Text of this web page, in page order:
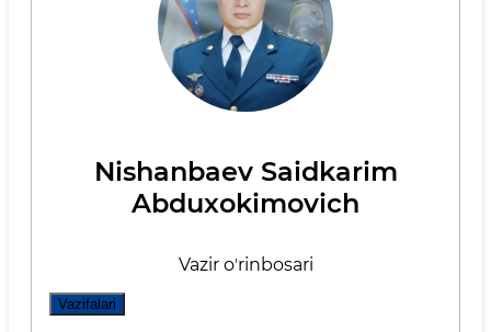
Nishanbaev Saidkarim
Abduxokimovich
Vazir oʼrinbosari
Vazifalari